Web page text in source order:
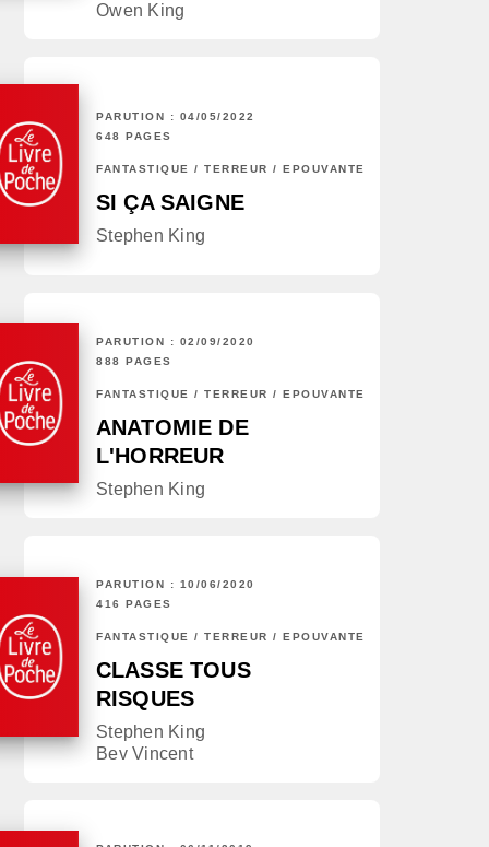
Owen King
PARUTION : 04/05/2022
648 PAGES
FANTASTIQUE / TERREUR / EPOUVANTE
SI ÇA SAIGNE
Stephen King
PARUTION : 02/09/2020
888 PAGES
FANTASTIQUE / TERREUR / EPOUVANTE
ANATOMIE DE
L'HORREUR
Stephen King
PARUTION : 10/06/2020
416 PAGES
FANTASTIQUE / TERREUR / EPOUVANTE
CLASSE TOUS
RISQUES
Stephen King
Bev Vincent